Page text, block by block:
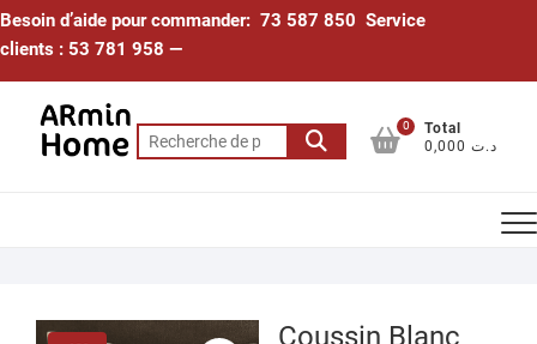
Skip
to
Besoin d’aide pour commander: 73 587 850 Service
clients : 53 781 958 —
Recherche
pour :
0
Total
0,000 د.ت
Coussin Blanc